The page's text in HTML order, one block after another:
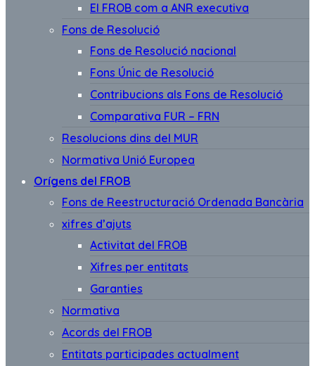
El FROB com a ANR executiva
Fons de Resolució
Fons de Resolució nacional
Fons Únic de Resolució
Contribucions als Fons de Resolució
Comparativa FUR – FRN
Resolucions dins del MUR
Normativa Unió Europea
Orígens del FROB
Fons de Reestructuració Ordenada Bancària
xifres d’ajuts
Activitat del FROB
Xifres per entitats
Garanties
Normativa
Acords del FROB
Entitats participades actualment